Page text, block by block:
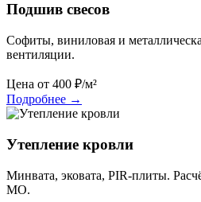
Подшив свесов
Софиты, виниловая и
вентиляции.
Цена от 400 ₽/м²
Подробнее →
Утепление кровли
Минвата, эковата, PIR-плиты.
МО.